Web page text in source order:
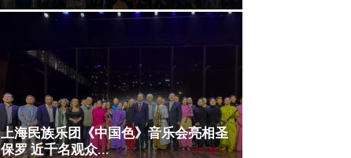
上海民族乐团《中国色》音乐会亮相圣
保罗 近千名观众...